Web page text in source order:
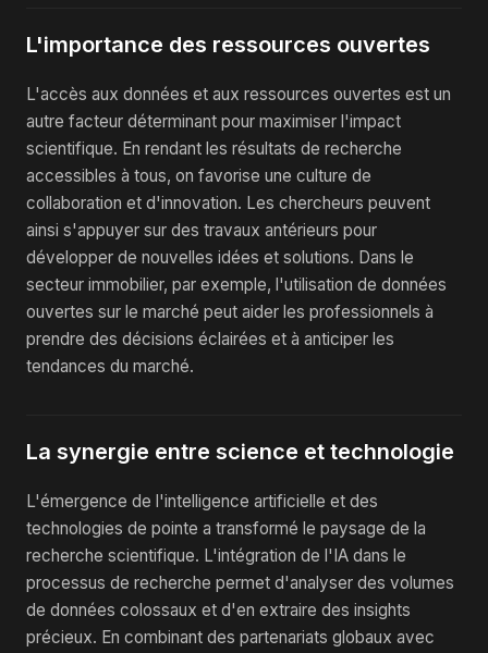
L'importance des ressources ouvertes
L'accès aux données et aux ressources ouvertes est un
autre facteur déterminant pour maximiser l'impact
scientifique. En rendant les résultats de recherche
accessibles à tous, on favorise une culture de
collaboration et d'innovation. Les chercheurs peuvent
ainsi s'appuyer sur des travaux antérieurs pour
développer de nouvelles idées et solutions. Dans le
secteur immobilier, par exemple, l'utilisation de données
ouvertes sur le marché peut aider les professionnels à
prendre des décisions éclairées et à anticiper les
tendances du marché.
La synergie entre science et technologie
L'émergence de l'intelligence artificielle et des
technologies de pointe a transformé le paysage de la
recherche scientifique. L'intégration de l'IA dans le
processus de recherche permet d'analyser des volumes
de données colossaux et d'en extraire des insights
précieux. En combinant des partenariats globaux avec